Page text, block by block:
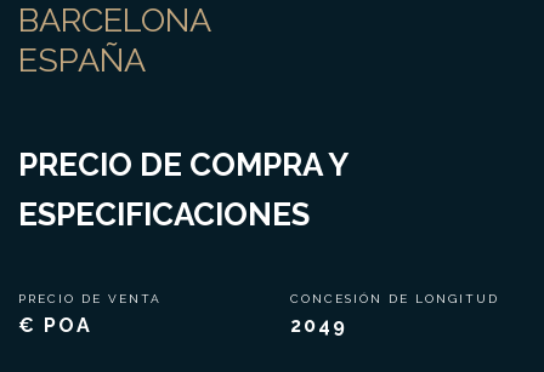
BARCELONA
ESPAÑA
PRECIO DE COMPRA Y
ESPECIFICACIONES
PRECIO DE VENTA
€ POA
CONCESIÓN DE LONGITUD
2049